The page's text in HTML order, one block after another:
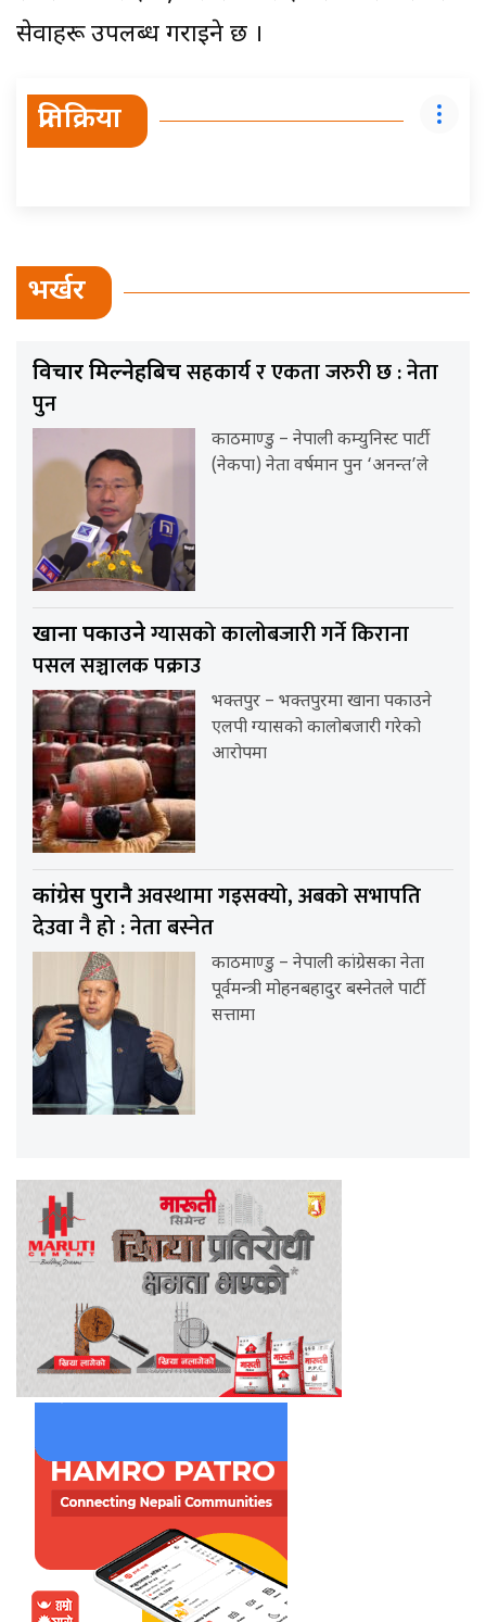
सेवाहरू उपलब्ध गराइने छ ।
प्रतिक्रिया
भर्खर
विचार मिल्नेहरूबिचसहकार्य र एकता जरुरी छ : नेता
पुन
काठमाण्डु – नेपाली कम्युनिस्ट पार्टी
(नेकपा) नेता वर्षमान पुन ‘अनन्त’ले
खाना पकाउनेग्यासको कालोबजारी गर्ने किराना
पसल सञ्चालक पक्राउ
भक्तपुर – भक्तपुरमा खाना पकाउने
एलपी ग्यासको कालोबजारी गरेको
आरोपमा
कांग्रेस पुरानैअवस्थामा गइसक्यो, अबको सभापति
देउवा नै हो : नेता बस्नेत
काठमाण्डु – नेपाली कांग्रेसका नेता
पूर्वमन्त्री मोहनबहादुर बस्नेतले पार्टी
सत्तामा